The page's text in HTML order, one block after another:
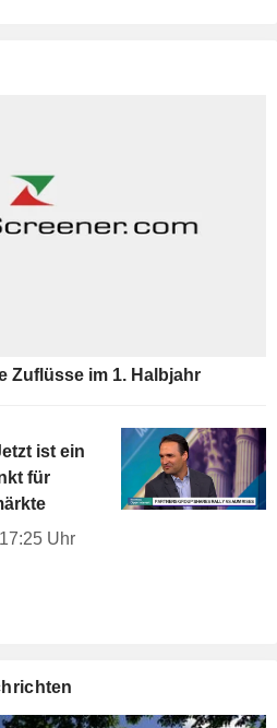
Zuflüsse im 1. Halbjahr
ist ein
für
Uhr